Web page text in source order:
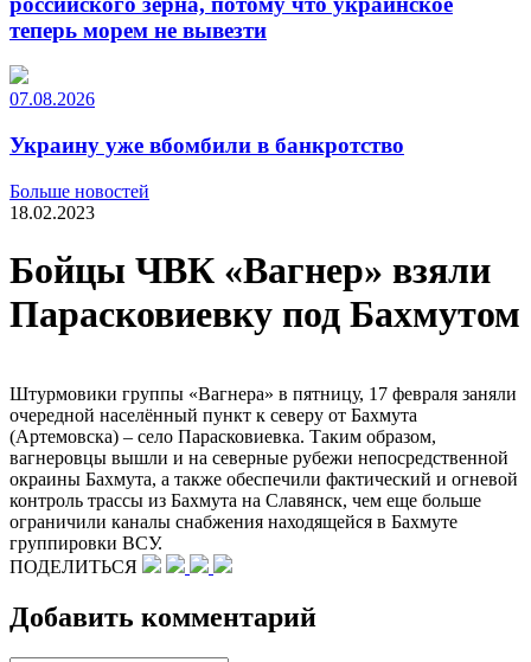
теперь морем не вывезти
07.08.2026
Украину уже вбомбили в банкротство
Больше новостей
18.02.2023
Бойцы ЧВК «Вагнер» взяли
Парасковиевку под Бахмутом
Штурмовики группы «Вагнера» в пятницу, 17 февраля заняли
очередной населённый пункт к северу от Бахмута
(Артемовска) – село Парасковиевка. Таким образом,
вагнеровцы вышли и на северные рубежи непосредственной
окраины Бахмута, а также обеспечили фактический и огневой
контроль трассы из Бахмута на Славянск, чем еще больше
ограничили каналы снабжения находящейся в Бахмуте
группировки ВСУ.
ПОДЕЛИТЬСЯ
Добавить комментарий